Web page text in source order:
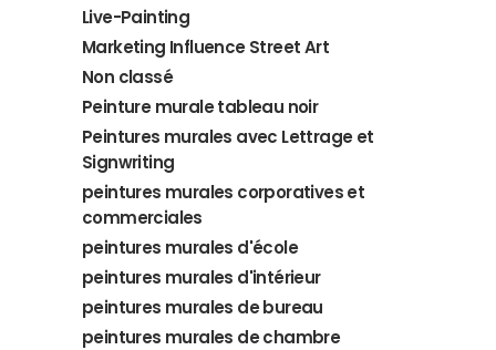
Live-Painting
Marketing Influence Street Art
Non classé
Peinture murale tableau noir
Peintures murales avec Lettrage et
Signwriting
peintures murales corporatives et
commerciales
peintures murales d'école
peintures murales d'intérieur
peintures murales de bureau
peintures murales de chambre